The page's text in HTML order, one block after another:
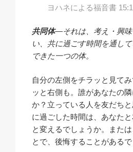
ヨハネによる福音書
共同体―それは、考え・興
い、共に過ごす時間を通し
できた一つの体。
自分の左側をチラッと見て
ッと右側も。誰があなたの
か？立っている人を友だち
に過ごした時間は、あなた
と変えるでしょうか。また
とで、後悔することがあるで